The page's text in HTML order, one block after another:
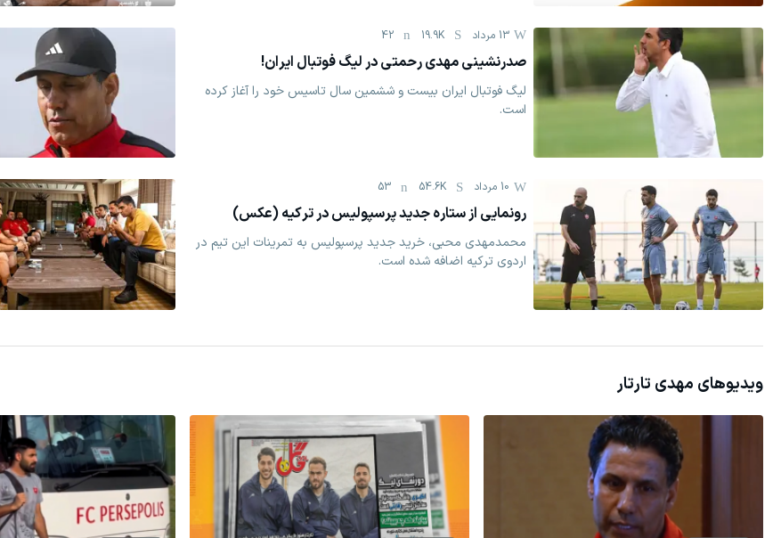
13 مرداد 19.9K
42
صدرنشینی مهدی رحمتی در لیگ فوتبال ایران!
لیگ فوتبال ایران بیست و ششمین سال تاسیس خود را آغاز کرده
است.
10 مرداد 54.6K
53
رونمایی از ستاره جدید پرسپولیس در ترکیه (عکس)
محمدمهدی محبی، خرید جدید پرسپولیس به تمرینات این تیم در
اردوی ترکیه اضافه شده است.
ویدیوهای مهدی تارتار